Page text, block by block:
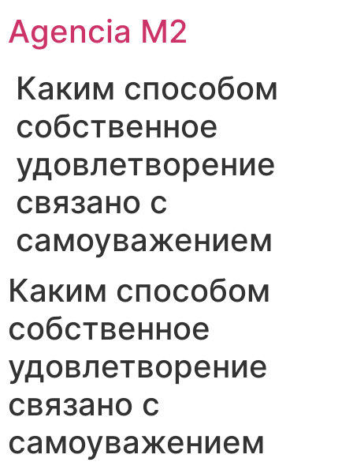
Agencia M2
Каким способом
собственное
удовлетворение
связано с
самоуважением
Каким способом
собственное
удовлетворение
связано с
самоуважением